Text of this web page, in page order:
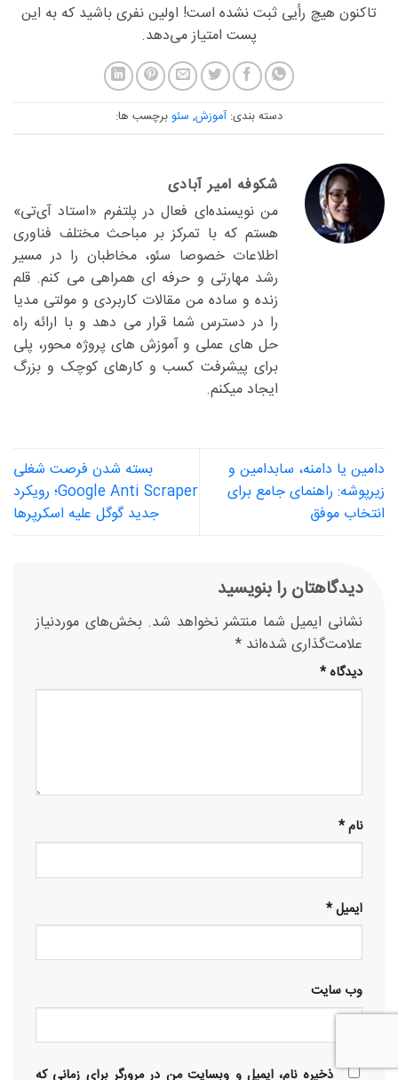
تاکنون هیچ رأیی ثبت نشده است! اولین نفری باشید که به این
پست امتیاز می‌دهد.
دسته بندی: آموزش, سئوبرچسب ها:
شکوفه امیر آبادی
من نویسنده‌ای فعال در پلتفرم «استاد آی‌تی»
هستم که با تمرکز بر مباحث مختلف فناوری
اطلاعات خصوصا سئو، مخاطبان را در مسیر
رشد مهارتی و حرفه ای همراهی می کنم. قلم
زنده و ساده من مقالات کاربردی و مولتی مدیا
را در دسترس شما قرار می دهد و با ارائه راه
حل های عملی و آموزش های پروژه محور، پلی
برای پیشرفت کسب و کارهای کوچک و بزرگ
ایجاد میکنم.
دامین یا دامنه، سابدامین و
زیرپوشه: راهنمای جامع برای
انتخاب موفق
بسته شدن فرصت شغلی
Google Anti Scraper؛ رویکرد
جدید گوگل علیه اسکرپرها
دیدگاهتان را بنویسید
نشانی ایمیل شما منتشر نخواهد شد. بخش‌های موردنیاز
علامت‌گذاری شده‌اند *
دیدگاه*
نام*
ایمیل*
وب‌ سایت